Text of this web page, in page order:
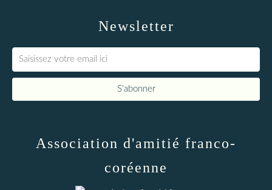
Newsletter
Association d'amitié franco-
coréenne